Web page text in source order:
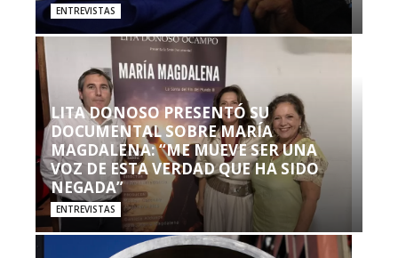
ENTREVISTAS
LITA DONOSO PRESENTÓ SU
DOCUMENTAL SOBRE MARÍA
MAGDALENA: “ME MUEVE SER UNA
VOZ DE ESTA VERDAD QUE HA SIDO
NEGADA”
ENTREVISTAS